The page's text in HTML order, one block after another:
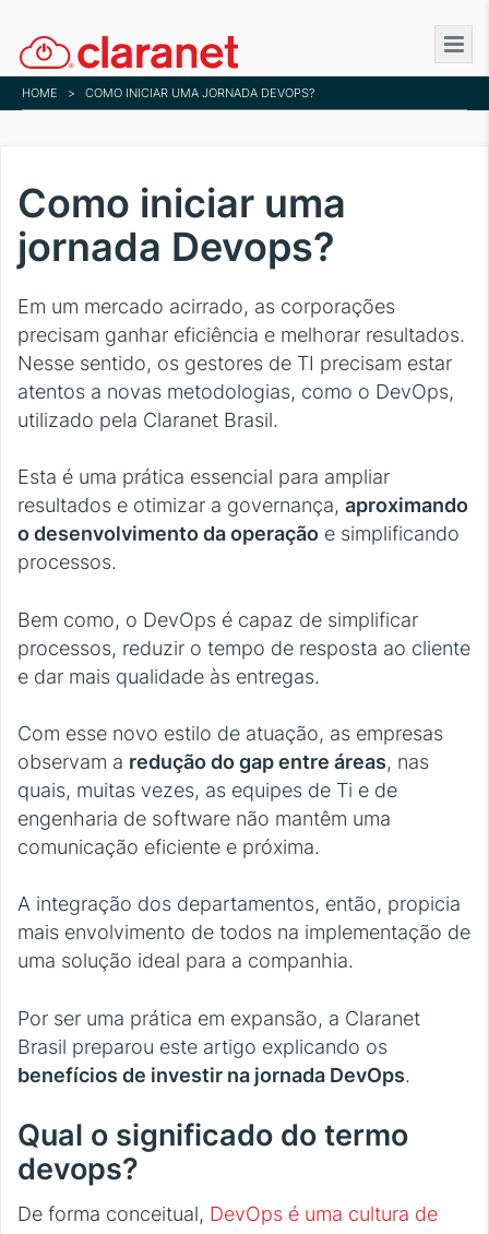
to
main
content
HOME > COMO INICIAR UMA JORNADA DEVOPS?
Como iniciar uma
jornada Devops?
Em um mercado acirrado, as corporações
precisam ganhar eficiência e melhorar resultados.
Nesse sentido, os gestores de TI precisam estar
atentos a novas metodologias, como o DevOps,
utilizado pela Claranet Brasil.
Esta é uma prática essencial para ampliar
resultados e otimizar a governança, aproximando
o desenvolvimento da operação e simplificando
processos.
Bem como, o DevOps é capaz de simplificar
processos, reduzir o tempo de resposta ao cliente
e dar mais qualidade às entregas.
Com esse novo estilo de atuação, as empresas
observam a redução do gap entre áreas, nas
quais, muitas vezes, as equipes de Ti e de
engenharia de software não mantêm uma
comunicação eficiente e próxima.
A integração dos departamentos, então, propicia
mais envolvimento de todos na implementação de
uma solução ideal para a companhia.
Por ser uma prática em expansão, a Claranet
Brasil preparou este artigo explicando os
benefícios de investir na jornada DevOps.
Qual o significado do termo
devops?
De forma conceitual, DevOps é uma cultura de